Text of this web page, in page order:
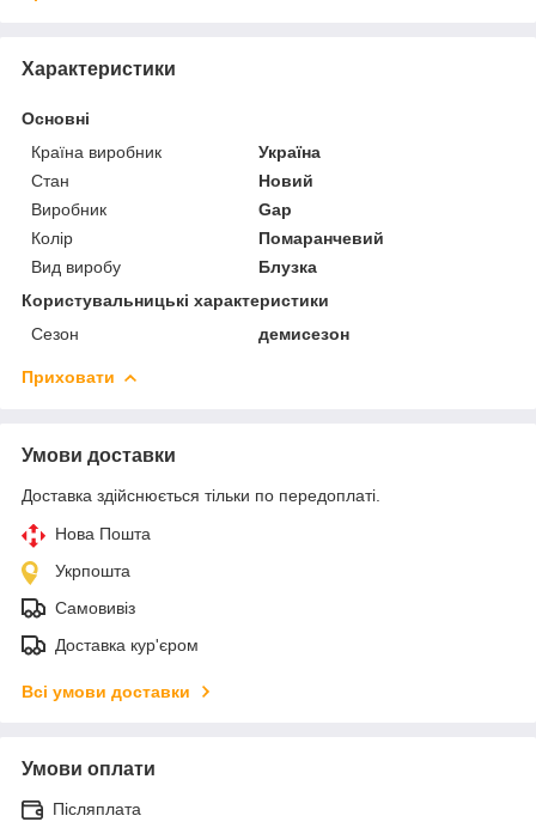
Характеристики
Основні
Країна виробник
Україна
Стан
Новий
Виробник
Gap
Колір
Помаранчевий
Вид виробу
Блузка
Користувальницькі характеристики
Сезон
демисезон
Приховати
Умови доставки
Доставка здійснюється тільки по передоплаті.
Нова Пошта
Укрпошта
Самовивіз
Доставка кур'єром
Всі умови доставки
Умови оплати
Післяплата